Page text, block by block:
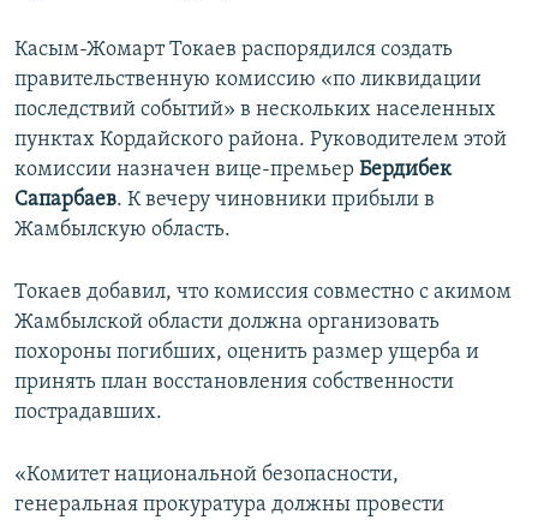
Касым-Жомарт Токаев распорядился создать
правительственную комиссию «по ликвидации
последствий событий» в нескольких населенных
пунктах Кордайского района. Руководителем этой
комиссии назначен вице-премьер Бердибек
Сапарбаев. К вечеру чиновники прибыли в
Жамбылскую область.
Токаев добавил, что комиссия совместно с акимом
Жамбылской области должна организовать
похороны погибших, оценить размер ущерба и
принять план восстановления собственности
пострадавших.
«Комитет национальной безопасности,
генеральная прокуратура должны провести